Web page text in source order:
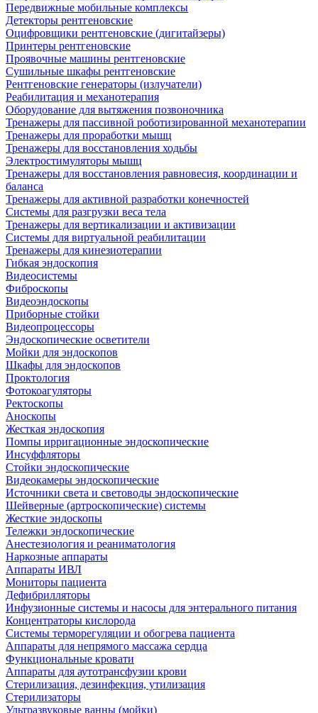
Передвижные мобильные комплексы
Детекторы рентгеновские
Оцифровщики рентгеновские (дигитайзеры)
Принтеры рентгеновские
Проявочные машины рентгеновские
Сушильные шкафы рентгеновские
Рентгеновские генераторы (излучатели)
Реабилитация и механотерапия
Оборудование для вытяжения позвоночника
Тренажеры для пассивной роботизированной механотерапии
Тренажеры для проработки мышц
Тренажеры для восстановления ходьбы
Электростимуляторы мышц
Тренажеры для восстановления равновесия, координации и
баланса
Тренажеры для активной разработки конечностей
Системы для разгрузки веса тела
Тренажеры для вертикализации и активизации
Системы для виртуальной реабилитации
Тренажеры для кинезиотерапии
Гибкая эндоскопия
Видеосистемы
Фиброскопы
Видеоэндоскопы
Приборные стойки
Видеопроцессоры
Эндоскопические осветители
Мойки для эндоскопов
Шкафы для эндоскопов
Проктология
Фотокоагуляторы
Ректоскопы
Аноскопы
Жесткая эндоскопия
Помпы ирригационные эндоскопические
Инсуффляторы
Стойки эндоскопические
Видеокамеры эндоскопические
Источники света и световоды эндоскопические
Шейверные (артроскопические) системы
Жесткие эндоскопы
Тележки эндоскопические
Анестезиология и реаниматология
Наркозные аппараты
Аппараты ИВЛ
Мониторы пациента
Дефибрилляторы
Инфузионные системы и насосы для энтерального питания
Концентраторы кислорода
Системы терморегуляции и обогрева пациента
Аппараты для непрямого массажа сердца
Функциональные кровати
Аппараты для аутотрансфузии крови
Стерилизация, дезинфекция, утилизация
Стерилизаторы
Ультразвуковые ванны (мойки)